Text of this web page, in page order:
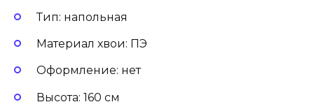
Тип: напольная
Материал хвои: ПЭ
Оформление: нет
Высота: 160 см